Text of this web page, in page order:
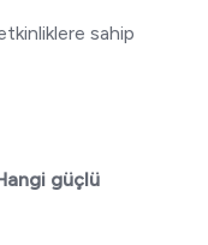
sahip
güçlü